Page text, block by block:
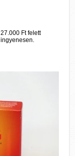
27.000 Ft felett
ingyenesen.